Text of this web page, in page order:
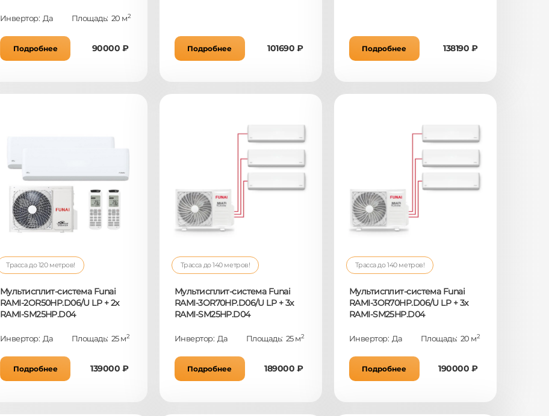
Инвертор: Да Площадь: 20 м2
Подробнее 90000 ₽ Подробнее 101690 ₽ Подробнее 138190 ₽
Трасса до 120 метров!
Мультисплит-система Funai
RAMI-2OR50HP.D06/U LP + 2x
RAMI-SM25HP.D04
Инвертор: Да Площадь: 25 м2
Подробнее 139000 ₽
Трасса до 140 метров!
Мультисплит-система Funai
RAMI-3OR70HP.D06/U LP + 3x
RAMI-SM25HP.D04
Инвертор: Да Площадь: 25 м2
Подробнее 189000 ₽
Трасса до 140 метров!
Мультисплит-система Funai
RAMI-3OR70HP.D06/U LP + 3x
RAMI-SM25HP.D04
Инвертор: Да Площадь: 20 м2
Подробнее 190000 ₽